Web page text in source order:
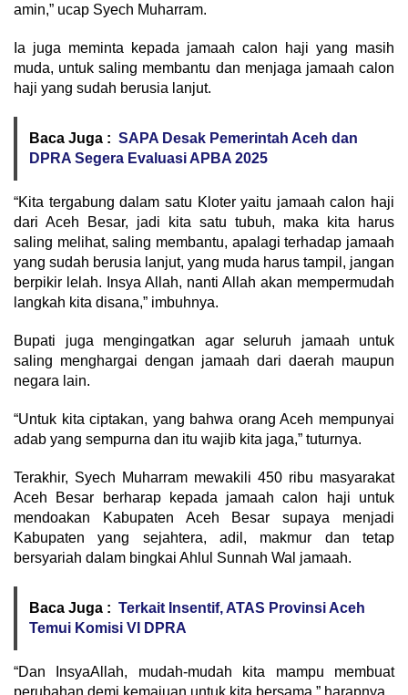
amin,” ucap Syech Muharram.
Ia juga meminta kepada jamaah calon haji yang masih
muda, untuk saling membantu dan menjaga jamaah calon
haji yang sudah berusia lanjut.
Baca Juga : SAPA Desak Pemerintah Aceh dan
DPRA Segera Evaluasi APBA 2025
“Kita tergabung dalam satu Kloter yaitu jamaah calon haji
dari Aceh Besar, jadi kita satu tubuh, maka kita harus
saling melihat, saling membantu, apalagi terhadap jamaah
yang sudah berusia lanjut, yang muda harus tampil, jangan
berpikir lelah. Insya Allah, nanti Allah akan mempermudah
langkah kita disana,” imbuhnya.
Bupati juga mengingatkan agar seluruh jamaah untuk
saling menghargai dengan jamaah dari daerah maupun
negara lain.
“Untuk kita ciptakan, yang bahwa orang Aceh mempunyai
adab yang sempurna dan itu wajib kita jaga,” tuturnya.
Terakhir, Syech Muharram mewakili 450 ribu masyarakat
Aceh Besar berharap kepada jamaah calon haji untuk
mendoakan Kabupaten Aceh Besar supaya menjadi
Kabupaten yang sejahtera, adil, makmur dan tetap
bersyariah dalam bingkai Ahlul Sunnah Wal jamaah.
Baca Juga : Terkait Insentif, ATAS Provinsi Aceh
Temui Komisi VI DPRA
“Dan InsyaAllah, mudah-mudah kita mampu membuat